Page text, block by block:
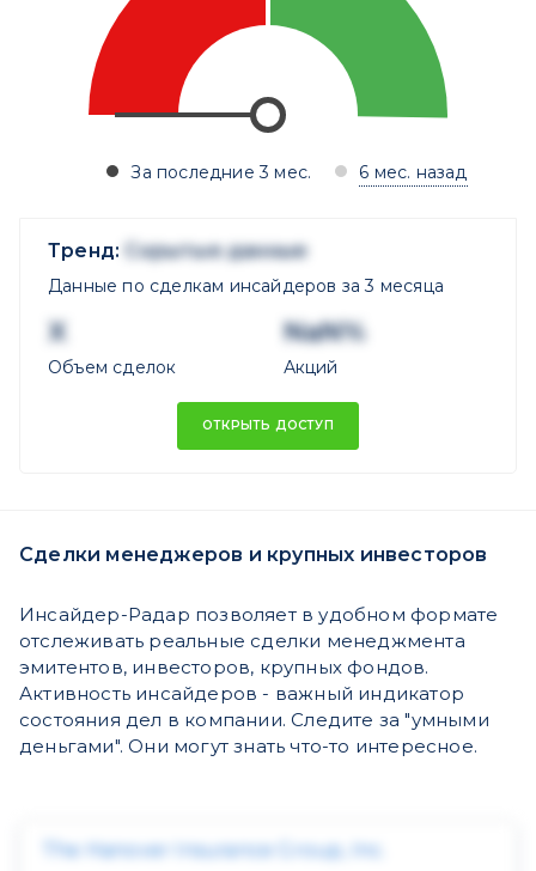
За последние 3 мес. 6 мес. назад
Тренд: Скрытые данные
Данные по сделкам инсайдеров за 3 месяца
X
Объем сделок
NaN%
Акций
ОТКРЫТЬ ДОСТУП
Сделки менеджеров и крупных инвесторов
Инсайдер-Радар позволяет в удобном формате
отслеживать реальные сделки менеджмента
эмитентов, инвесторов, крупных фондов.
Активность инсайдеров - важный индикатор
состояния дел в компании. Следите за "умными
деньгами". Они могут знать что-то интересное.
The Hanover Insurance Group, Inc.